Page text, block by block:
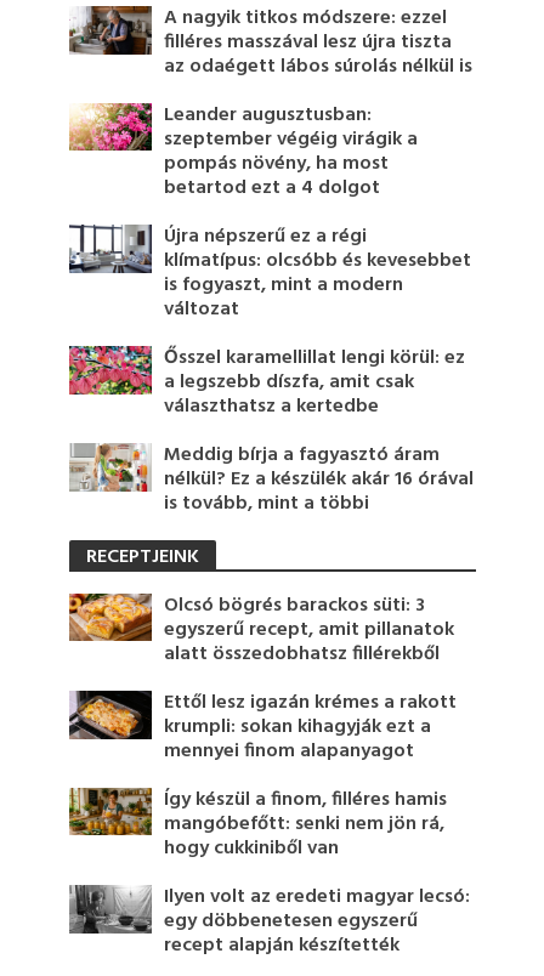
A nagyik titkos módszere: ezzel
filléres masszával lesz újra tiszta
az odaégett lábos súrolás nélkül is
Leander augusztusban:
szeptember végéig virágik a
pompás növény, ha most
betartod ezt a 4 dolgot
Újra népszerű ez a régi
klímatípus: olcsóbb és kevesebbet
is fogyaszt, mint a modern
változat
Ősszel karamellillat lengi körül: ez
a legszebb díszfa, amit csak
választhatsz a kertedbe
Meddig bírja a fagyasztó áram
nélkül? Ez a készülék akár 16 órával
is tovább, mint a többi
RECEPTJEINK
Olcsó bögrés barackos süti: 3
egyszerű recept, amit pillanatok
alatt összedobhatsz fillérekből
Ettől lesz igazán krémes a rakott
krumpli: sokan kihagyják ezt a
mennyei finom alapanyagot
Így készül a finom, filléres hamis
mangóbefőtt: senki nem jön rá,
hogy cukkiniből van
Ilyen volt az eredeti magyar lecsó:
egy döbbenetesen egyszerű
recept alapján készítették